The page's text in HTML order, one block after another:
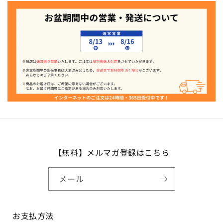
【無料】メルマガ登録はこちら
メール
お支払方法